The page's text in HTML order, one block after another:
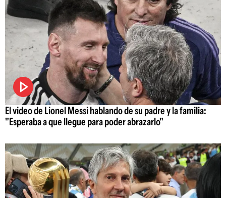
El video de Lionel Messi hablando de su padre y la familia:
"Esperaba a que llegue para poder abrazarlo"